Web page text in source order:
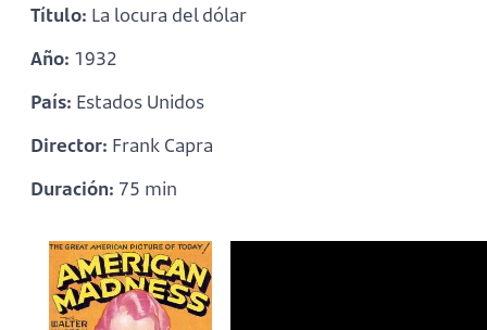
Título: La locura del dólar
Año: 1932
País: Estados Unidos
Director: Frank Capra
Duración: 75 min